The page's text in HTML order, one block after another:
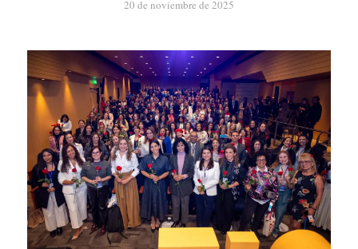
20 de noviembre de 2025